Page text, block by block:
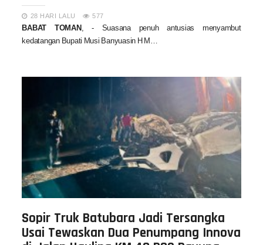
28 HARI LALU 577
BABAT TOMAN
, - Suasana penuh antusias menyambut
kedatangan Bupati Musi Banyuasin H M…
Sopir Truk Batubara Jadi Tersangka
Usai Tewaskan Dua Penumpang Innova